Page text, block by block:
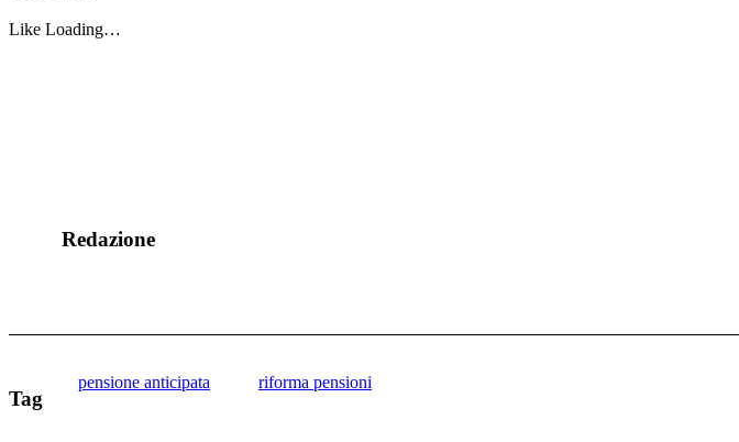
Like Loading…
Redazione
Tag
pensione anticipata riforma pensioni